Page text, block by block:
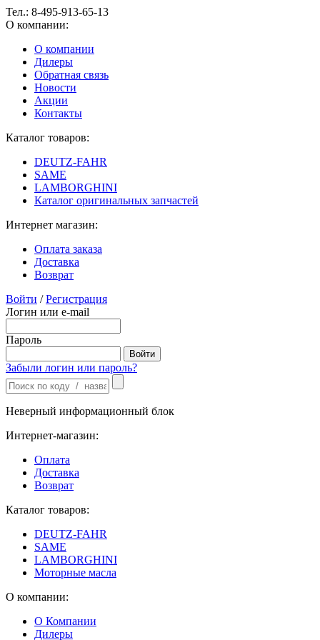
Тел.: 8-495-913-65-13
О компании:
О компании
Дилеры
Обратная связь
Новости
Акции
Контакты
Каталог товаров:
DEUTZ-FAHR
SAME
LAMBORGHINI
Каталог оригинальных запчастей
Интернет магазин:
Оплата заказа
Доставка
Возврат
Войти / Регистрация
Логин или e-mail
Пароль
Забыли логин или пароль?
Неверный информационный блок
Интернет-магазин:
Оплата
Доставка
Возврат
Каталог товаров:
DEUTZ-FAHR
SAME
LAMBORGHINI
Моторные масла
О компании:
О Компании
Дилеры